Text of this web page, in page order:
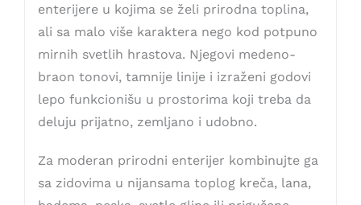
enterijere u kojima se želi prirodna toplina,
ali sa malo više karaktera nego kod potpuno
mirnih svetlih hrastova. Njegovi medeno-
braon tonovi, tamnije linije i izraženi godovi
lepo funkcionišu u prostorima koji treba da
deluju prijatno, zemljano i udobno.
Za moderan prirodni enterijer kombinujte ga
sa zidovima u nijansama toplog kreča, lana,